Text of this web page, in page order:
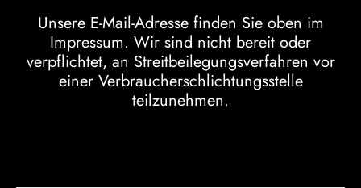
Unsere E-Mail-Adresse finden Sie oben im
Impressum. Wir sind nicht bereit oder
verpflichtet, an Streitbeilegungsverfahren vor
einer Verbraucherschlichtungsstelle
teilzunehmen.